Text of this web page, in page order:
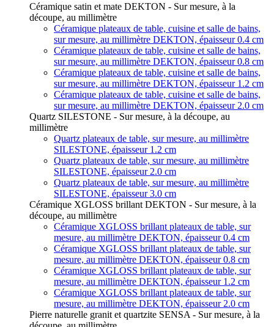
Céramique satin et mate DEKTON - Sur mesure, à la
découpe, au millimètre
Céramique plateaux de table, cuisine et salle de bains,
sur mesure, au millimètre DEKTON, épaisseur 0.4 cm
Céramique plateaux de table, cuisine et salle de bains,
sur mesure, au millimètre DEKTON, épaisseur 0.8 cm
Céramique plateaux de table, cuisine et salle de bains,
sur mesure, au millimètre DEKTON, épaisseur 1.2 cm
Céramique plateaux de table, cuisine et salle de bains,
sur mesure, au millimètre DEKTON, épaisseur 2.0 cm
Quartz SILESTONE - Sur mesure, à la découpe, au
millimètre
Quartz plateaux de table, sur mesure, au millimètre
SILESTONE, épaisseur 1.2 cm
Quartz plateaux de table, sur mesure, au millimètre
SILESTONE, épaisseur 2.0 cm
Quartz plateaux de table, sur mesure, au millimètre
SILESTONE, épaisseur 3.0 cm
Céramique XGLOSS brillant DEKTON - Sur mesure, à la
découpe, au millimètre
Céramique XGLOSS brillant plateaux de table, sur
mesure, au millimètre DEKTON, épaisseur 0.4 cm
Céramique XGLOSS brillant plateaux de table, sur
mesure, au millimètre DEKTON, épaisseur 0.8 cm
Céramique XGLOSS brillant plateaux de table, sur
mesure, au millimètre DEKTON, épaisseur 1.2 cm
Céramique XGLOSS brillant plateaux de table, sur
mesure, au millimètre DEKTON, épaisseur 2.0 cm
Pierre naturelle granit et quartzite SENSA - Sur mesure, à la